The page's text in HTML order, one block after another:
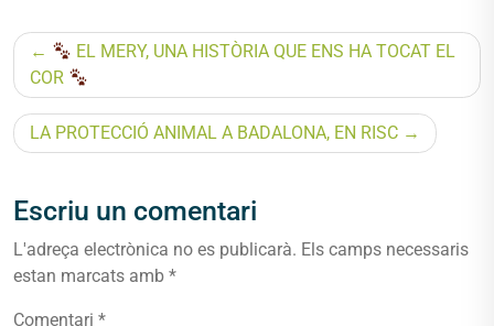
Navegació
d'entrades
EL MERY, UNA HISTÒRIA QUE ENS HA TOCAT EL
COR
LA PROTECCIÓ ANIMAL A BADALONA, EN RISC
Escriu un comentari
L'adreça electrònica no es publicarà. Els camps necessaris
estan marcats amb *
Comentari *